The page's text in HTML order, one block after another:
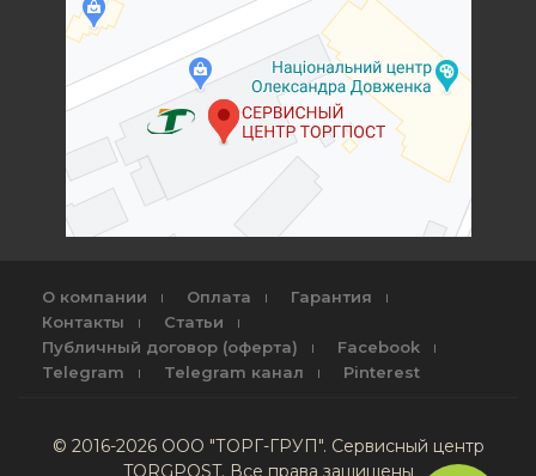
О компании Оплата
Гарантия
Контакты
Статьи
Публичный договор (оферта)
Facebook
Telegram
Telegram канал Pinterest
© 2016-2026 ООО "ТОРГ-ГРУП". Сервисный центр